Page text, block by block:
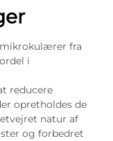
fra
i
reducere
opretholdes de
natur af
og forbedret